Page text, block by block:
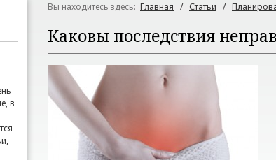
в
Вы находитесь здесь: Главная / Статьи /
Каковы последствия